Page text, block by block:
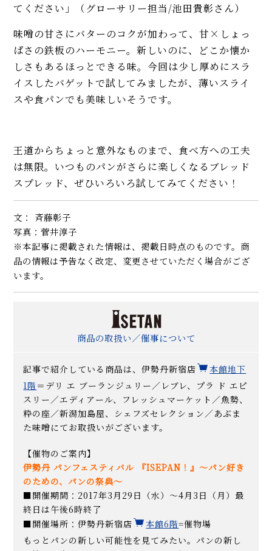
てください」（グローサリー担当/池田貴彰さん）
味噌の甘さにバターのコクが加わって、甘×しょっ
ぱさの鉄板のハーモニー。新しいのに、どこか懐か
しさもあるほっとできる味。今回は少し厚めにスラ
イスしたバゲットで試してみましたが、薄いスライ
スや食パンでも美味しいそうです。
王道からちょっと意外なものまで、食べ方への工夫
は無限。いつものパンがさらに楽しくなるブレッド
スプレッド、ぜひいろいろ試してみてください！
文： 斉藤彰子
写真：菅井淳子
※本記事に掲載された情報は、掲載日時点のものです。商
品の情報は予告なく改定、変更させていただく場合がござ
います。
商品の取扱い／催事について
記事で紹介している商品は、伊勢丹新宿店
本館地下
1階 ＝デリ エ ブーランジュリー／レブレ、プラ ド エピ
スリー／エディアール、フレッシュマーケット／魚勢、
粋の座／新潟加島屋、シェフズセレクション／あぶま
た味噌にてお取扱いがございます。
【催物のご案内】
伊勢丹 パンフェスティバル 『ISEPAN！』～パン好き
のための、パンの祭典～
■開催期間：2017年3月29日（水）～4月3日（月）最
終日は午後6時終了
■開催場所：伊勢丹新宿店
本館6階=催物場
もっとパンの新しい可能性を見てみたい。パンの新し